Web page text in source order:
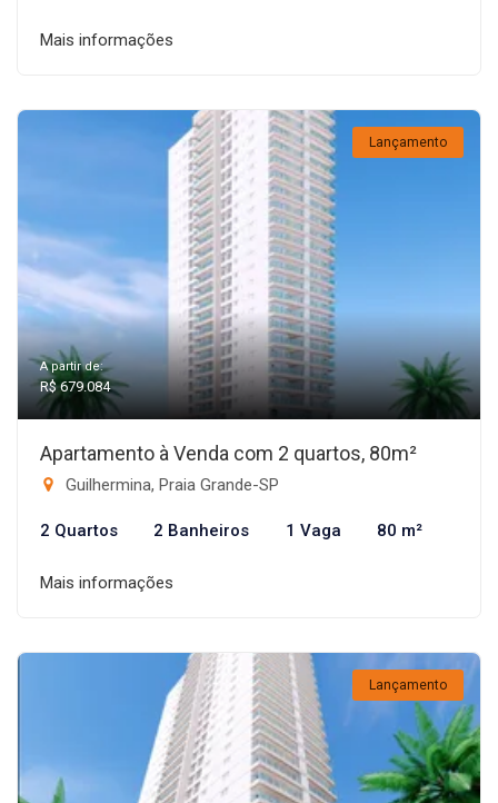
Mais informações
Lançamento
A partir de:
R$ 679.084
Apartamento à Venda com 2 quartos, 80m²
Guilhermina, Praia Grande-SP
2 Quartos 2 Banheiros 1 Vaga 80 m²
Mais informações
Lançamento